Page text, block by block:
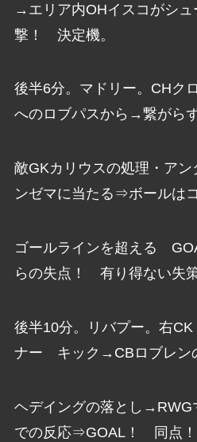
→エリア内OHイスコがシ
撃！ 決定機。
後半6分。マドリー。CHク
へのロブパスから→繋がら
敵GKカリウスの処理・ア
ンゼマに当たる⇒ボールは
ゴールラインを超える
らの失点！ 有り得ない失策
後半10分。リバプー。右
ナー キック→CBロブレン
ヘデイングの落とし→RWG
での反応⇒GOAL！ 同点！